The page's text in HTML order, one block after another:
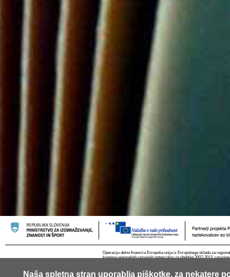
Naša spletna stran uporablja piškotke, za nekatere
Operacijo delno financira Evropska unija iz Evropskega sklada za
krepitve regionalnih razvojnih potencialov za obdobje 2007-2013,